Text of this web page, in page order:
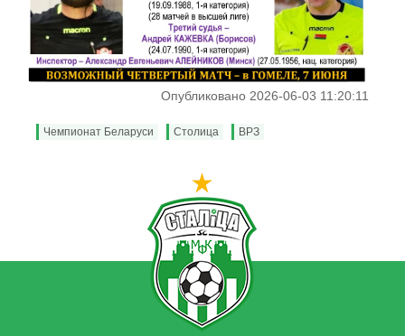
Опубликовано 2026-06-03 11:20:11
Чемпионат Беларуси Столица ВРЗ